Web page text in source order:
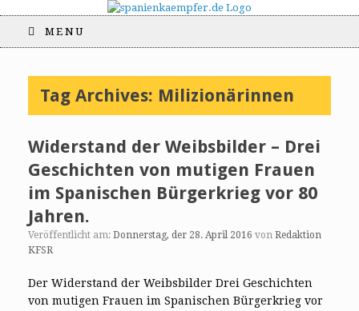
MENU
Tag Archives: Milizionärinnen
Widerstand der Weibsbilder – Drei
Geschichten von mutigen Frauen
im Spanischen Bürgerkrieg vor 80
Jahren.
Veröffentlicht am: Donnerstag, der 28. April 2016 von Redaktion
KFSR
Der Widerstand der Weibsbilder Drei Geschichten
von mutigen Frauen im Spanischen Bürgerkrieg vor